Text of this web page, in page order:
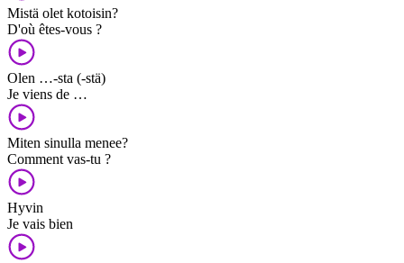
Mistä olet kotoisin?
D'où êtes-vous ?
Olen …-sta (-stä)
Je viens de …
Miten sinulla menee?
Comment vas-tu ?
Hyvin
Je vais bien